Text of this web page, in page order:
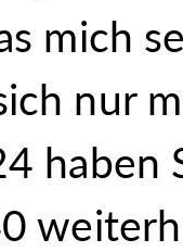
mich
nur
haben